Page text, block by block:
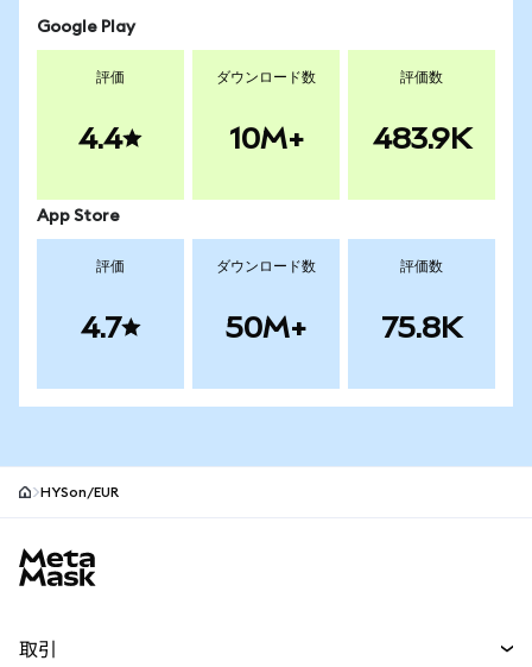
Google Play
評価
4.4
ダウンロード数
10M+
評価数
483.9K
App Store
評価
4.7
ダウンロード数
50M+
評価数
75.8K
HYSon/EUR
取引